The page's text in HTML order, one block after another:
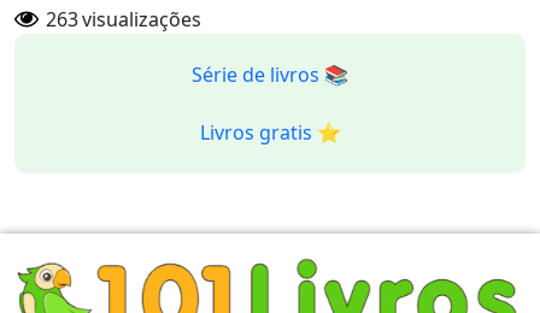
263visualizações
Série de livros 📚
Livros gratis ⭐️